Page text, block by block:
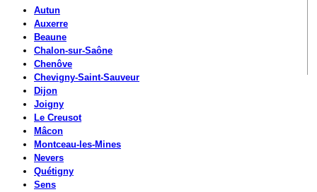
Autun
Auxerre
Beaune
Chalon-sur-Saône
Chenôve
Chevigny-Saint-Sauveur
Dijon
Joigny
Le Creusot
Mâcon
Montceau-les-Mines
Nevers
Quétigny
Sens